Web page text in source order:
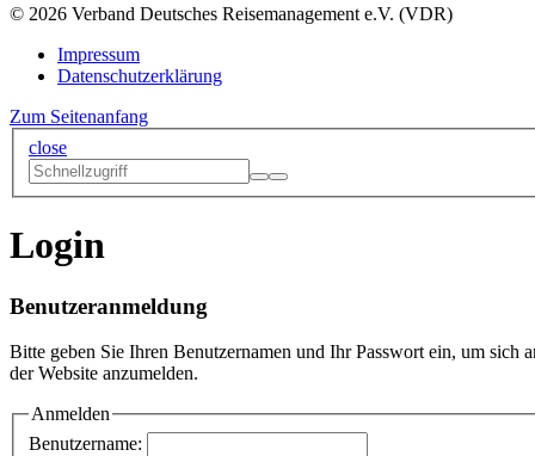
© 2026 Verband Deutsches Reisemanagement e.V. (VDR)
Impressum
Datenschutzerklärung
Zum Seitenanfang
close
Login
Benutzeranmeldung
Bitte geben Sie Ihren Benutzernamen und Ihr Passwort ein, um sich
der Website anzumelden.
Anmelden
Benutzername: